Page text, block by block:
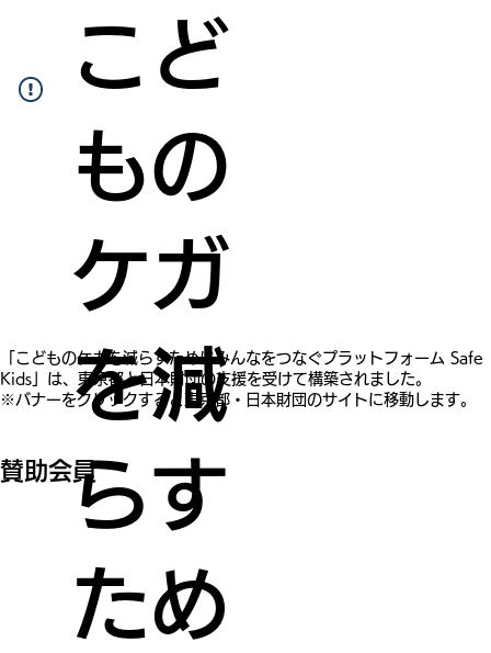
こど
もの
ケガ
を減
らす
ため
​「こどものケガを減らすためにみんなをつなぐプラットフォーム Safe
Kids」は、東京都と日本財団の支援を受けて構築されました。
※バナーをクリックすると東京都・日本財団のサイトに移動します。
賛助会員